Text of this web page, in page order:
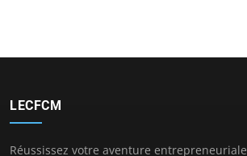
LECFCM
Réussissez votre aventure entrepreneuriale